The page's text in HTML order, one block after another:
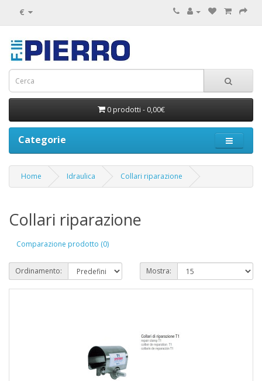
€
0 prodotti - 0,00€
Categorie
Home Idraulica Collari riparazione
Collari riparazione
Comparazione prodotto (0)
Ordinamento: Mostra: